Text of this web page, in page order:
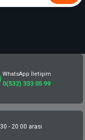
WhatsApp İletişim
0(532) 333 05 99
- 20:00 arası